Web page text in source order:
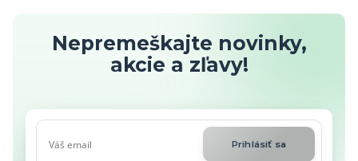
Nepremeškajte novinky,
akcie a zľavy!
Prihlásiť sa